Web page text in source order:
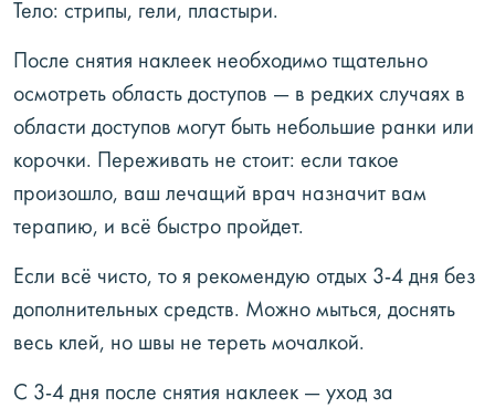
Тело: стрипы, гели, пластыри.
После снятия наклеек необходимо тщательно
осмотреть область доступов — в редких случаях в
области доступов могут быть небольшие ранки или
корочки. Переживать не стоит: если такое
произошло, ваш лечащий врач назначит вам
терапию, и всё быстро пройдет.
Если всё чисто, то я рекомендую отдых 3-4 дня без
дополнительных средств. Можно мыться, доснять
весь клей, но швы не тереть мочалкой.
С 3-4 дня после снятия наклеек — уход за